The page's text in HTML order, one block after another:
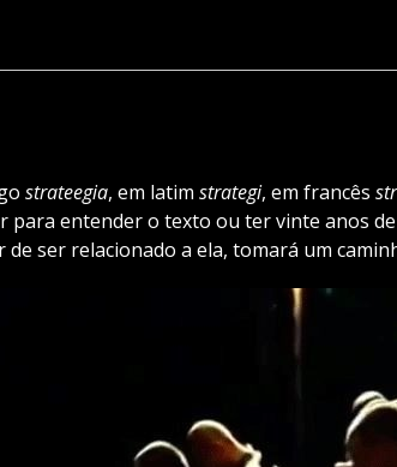
strateegia, em latim strategi, em francês
para entender o texto ou ter vinte anos
ser relacionado a ela, tomará um